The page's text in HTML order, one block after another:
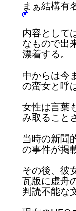
まぁ結構有
内容として
なもので出
漂着する。
中からは今
の蛮女と呼
女性は言葉
み取ること
当時の新聞
の事件が掲
その後、彼
瓦版に虚舟
判読不能な